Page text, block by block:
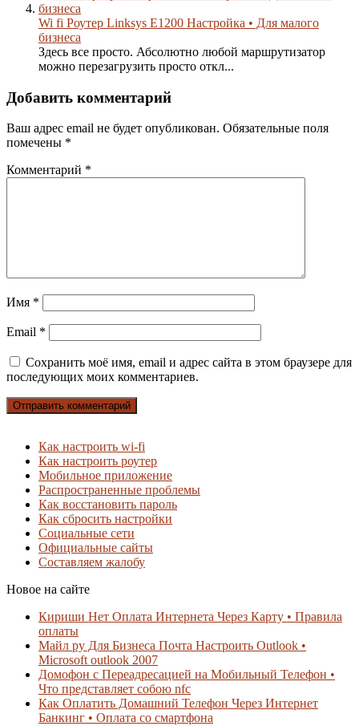
Wi fi Роутер Linksys E1200 Настройка • Для малого
бизнеса
Здесь все просто. Абсолютно любой маршрутизатор
можно перезагрузить просто откл...
Добавить комментарий
Ваш адрес email не будет опубликован. Обязательные поля
помечены *
Комментарий *
Имя *
Email *
Сохранить моё имя, email и адрес сайта в этом браузере для
последующих моих комментариев.
Как настроить wi-fi
Как настроить роутер
Мобильное приложение
Распространенные проблемы
Как восстановить пароль
Как сбросить настройки
Социальные сети
Официальные сайты
Составляем жалобу
Новое на сайте
Кириши Нет Оплата Интернета Через Карту • Правила
оплаты
Майл ру Для Бизнеса Почта Настроить Outlook •
Microsoft outlook 2007
Домофон с Переадресацией на Мобильный Телефон •
Что представляет собою nfc
Как Оплатить Домашний Телефон Через Интернет
Банкинг • Оплата со смартфона